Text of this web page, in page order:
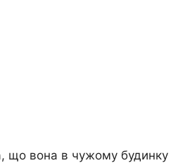
що вона в чужому будинку